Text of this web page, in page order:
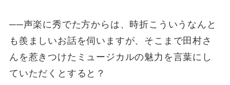
──声楽に秀でた方からは、時折こういうなんと
も羨ましいお話を伺いますが、そこまで田村さ
んを惹きつけたミュージカルの魅力を言葉にし
ていただくとすると？